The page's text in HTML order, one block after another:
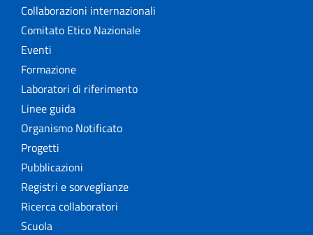
Collaborazioni internazionali
Comitato Etico Nazionale
Eventi
Formazione
Laboratori di riferimento
Linee guida
Organismo Notificato
Progetti
Pubblicazioni
Registri e sorveglianze
Ricerca collaboratori
Scuola